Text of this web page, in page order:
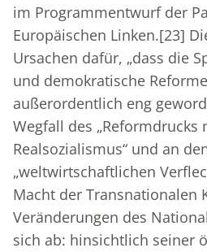
im Programmentwurf der
Europäischen Linken.[23]
Ursachen dafür, „dass die
und demokratische
außerordentlich eng
Wegfall des „Reformdrucks
Realsozialismus“ und an
„weltwirtschaftlichen
Macht der Transnationalen
Veränderungen des
sich ab: hinsichtlich seiner